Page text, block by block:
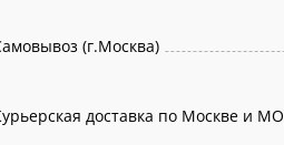
(г.Москва)
доставка по Москве и МО